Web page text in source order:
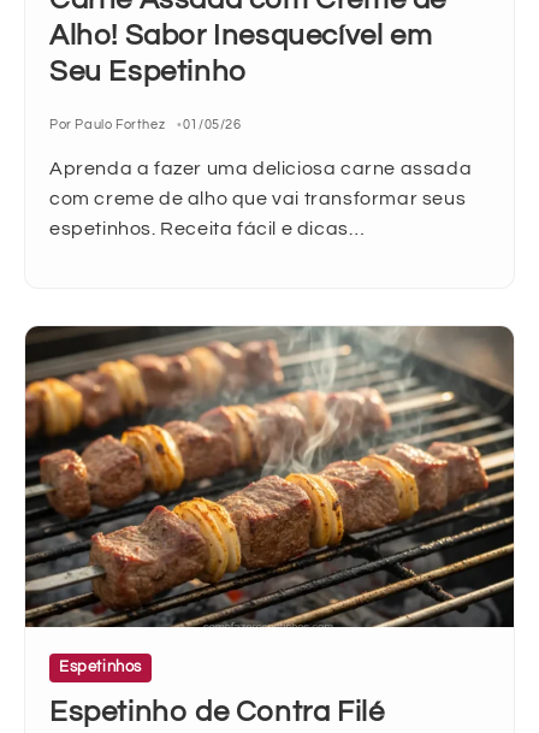
Alho! Sabor Inesquecível em
Seu Espetinho
Por Paulo Forthez 01/05/26
Aprenda a fazer uma deliciosa carne assada
com creme de alho que vai transformar seus
espetinhos. Receita fácil e dicas…
Espetinhos
Espetinho de Contra Filé